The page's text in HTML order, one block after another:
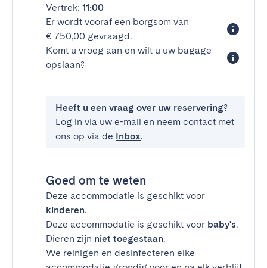
Vertrek: 11:00
Er wordt vooraf een borgsom van
€ 750,00 gevraagd.
Komt u vroeg aan en wilt u uw bagage
opslaan?
Heeft u een vraag over uw reservering?
Log in via uw e-mail en neem contact met
ons op via de Inbox.
Goed om te weten
Deze accommodatie is geschikt voor
kinderen.
Deze accommodatie is geschikt voor baby's.
Dieren zijn niet toegestaan.
We reinigen en desinfecteren elke